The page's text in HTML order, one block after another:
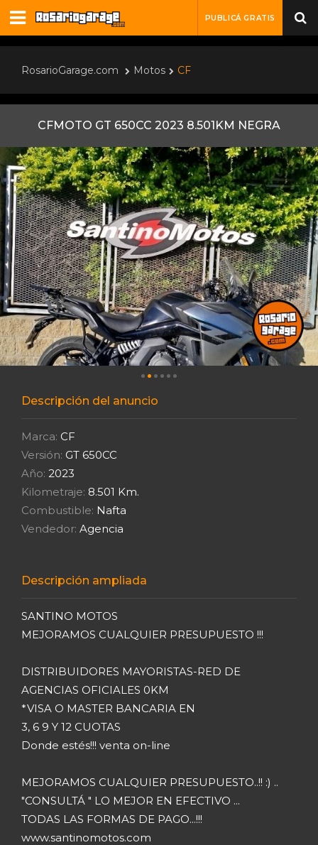
PUBLICÁ GRATIS
RosarioGarage.com Motos CF
CFMOTO GT 650CC 2023 8.501KM NEGRA
Descripción del anuncio
Marca: CF
Versión: GT 650CC
Año: 2023
Kilometraje: 8.501 Km.
Combustible: Nafta
Vendedor: Agencia
Descripción ampliada
SANTINO MOTOS
MEJORAMOS CUALQUIER PRESUPUESTO !!!
DISTRIBUIDORES MAYORISTAS-RED DE
AGENCIAS OFICIALES 0KM
*VISA O MASTER BANCARIA EN
3, 6 9 Y 12 CUOTAS
Donde estés!!! venta on-line
MEJORAMOS CUALQUIER PRESUPUESTO..!! :) ..
"CONSULTÁ " LO MEJOR EN EFECTIVO ...
TODAS LAS FORMAS DE PAGO...!!!
www.santinomotos.com